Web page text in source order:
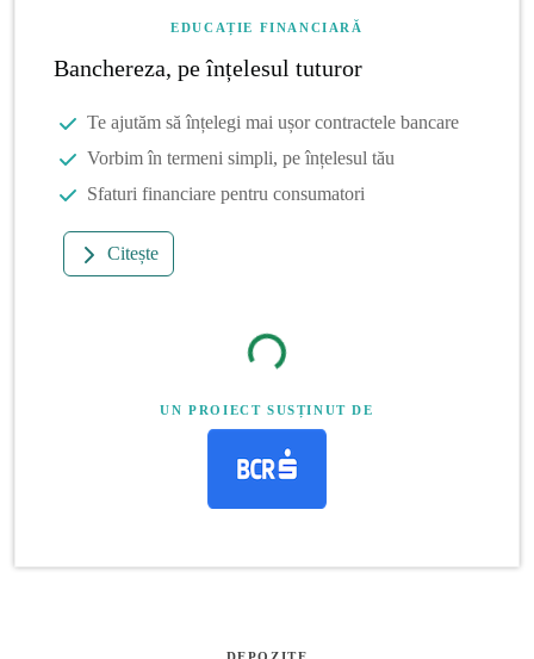
EDUCAȚIE FINANCIARĂ
Banchereza, pe înțelesul tuturor
Te ajutăm să înțelegi mai ușor contractele bancare
Vorbim în termeni simpli, pe înțelesul tău
Sfaturi financiare pentru consumatori
Citește
UN PROIECT SUSȚINUT DE